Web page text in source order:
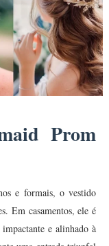
Prom
e formais, o vestido
Em casamentos, ele é
e alinhado à